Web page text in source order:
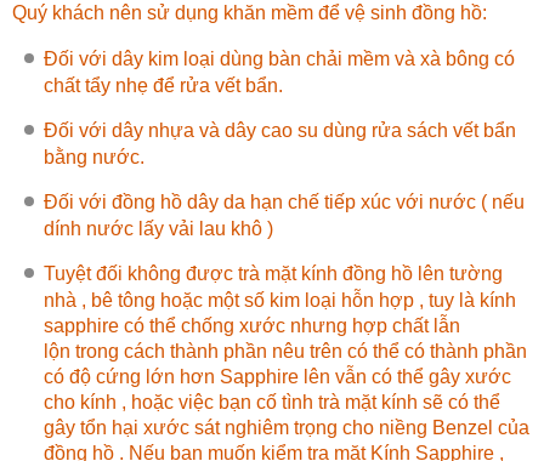
Quý khách nên sử dụng khăn mềm để vệ sinh đồng hồ:
Đối với dây kim loại dùng bàn chải mềm và xà bông có
chất tẩy nhẹ để rửa vết bẩn.
Đối với dây nhựa và dây cao su dùng rửa sách vết bẩn
bằng nước.
Đối với đồng hồ dây da hạn chế tiếp xúc với nước ( nếu
dính nước lấy vải lau khô )
Tuyệt đối không được trà mặt kính đồng hồ lên tường
nhà , bê tông hoặc một số kim loại hỗn hợp , tuy là kính
sapphire có thể chống xước nhưng hợp chất lẫn
lộn trong cách thành phần nêu trên có thể có thành phần
có độ cứng lớn hơn Sapphire lên vẫn có thể gây xước
cho kính , hoặc việc bạn cố tình trà mặt kính sẽ có thể
gây tổn hại xước sát nghiêm trọng cho niềng Benzel của
đồng hồ . Nếu bạn muốn kiểm tra mặt Kính Sapphire ,